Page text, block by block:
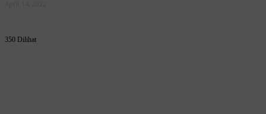
350 Dilihat